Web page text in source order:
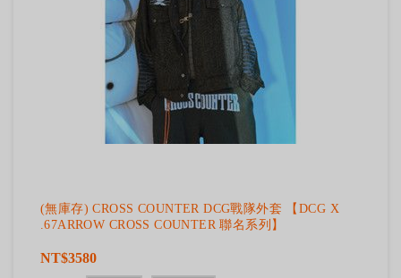
(無庫存) CROSS COUNTER DCG戰隊外套 【DCG X
.67ARROW CROSS COUNTER 聯名系列】
NT$3580